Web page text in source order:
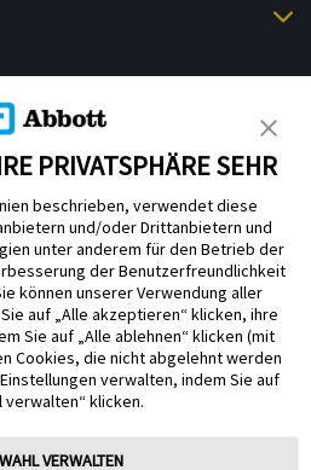
Datenschutzerklärung
Cookie-Präferenzen
vorbehalten. Libre, das
der Abbott Unternehmensgruppe in
PRIVATSPHÄRE SEHR
beschrieben, verwendet diese
und/oder Drittanbietern und
unter anderem für den Betrieb der
der Benutzerfreundlichkeit
können unserer Verwendung aller
auf „Alle akzeptieren“ klicken, ihre
Sie auf „Alle ablehnen“ klicken (mit
Cookies, die nicht abgelehnt werden
verwalten, indem Sie auf
verwalten“ klicken.
VERWALTEN